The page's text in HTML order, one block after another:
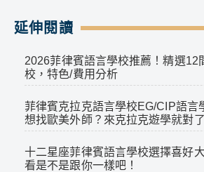
延伸閱讀
2026菲律賓語言學校推薦！精選12
校，特色/費用分析
菲律賓克拉克語言學校EG/CIP語言
想找歐美外師？來克拉克遊學就對了
十二星座菲律賓語言學校選擇喜好
看是不是跟你一樣吧！